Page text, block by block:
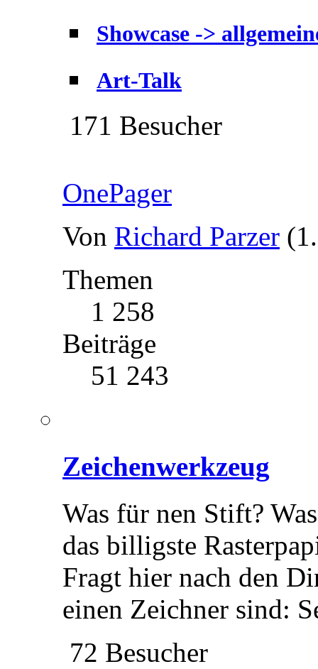
Showcase ->
Art-Talk
171 Besucher
OnePager
Von Richard Parzer
Themen
1 258
Beiträge
51 243
Zeichenwerkzeug
Was für nen Stift?
das billigste
Fragt hier nach den
einen Zeichner sind:
72 Besucher